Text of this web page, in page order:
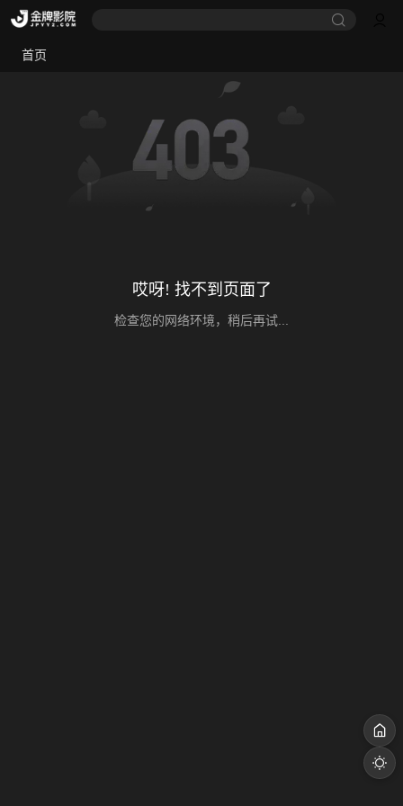
首页
哎呀! 找不到页面了
检查您的网络环境，稍后再试...